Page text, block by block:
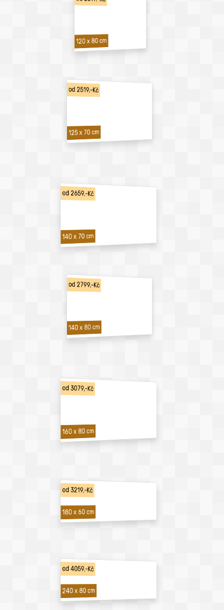
120 x 80 cm
od 2519,-Kč
125 x 70 cm
od 2659,-Kč
140 x 70 cm
od 2799,-Kč
140 x 80 cm
od 3079,-Kč
160 x 80 cm
od 3219,-Kč
180 x 60 cm
od 4059,-Kč
240 x 80 cm